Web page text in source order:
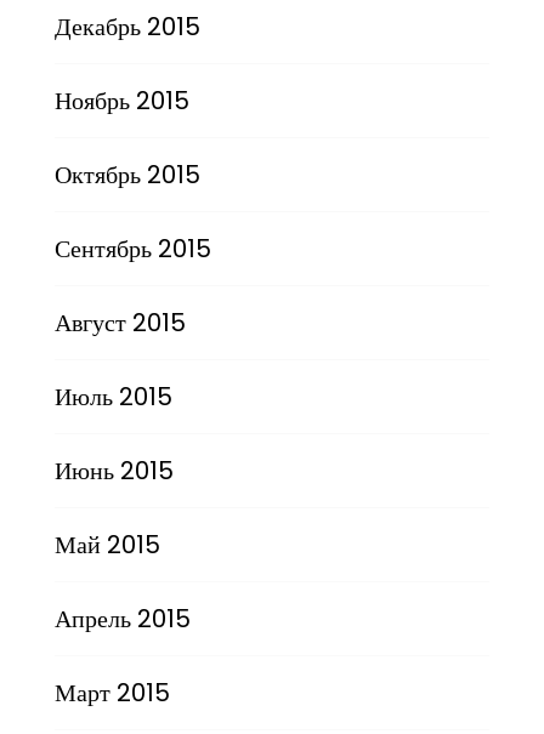
Декабрь 2015
Ноябрь 2015
Октябрь 2015
Сентябрь 2015
Август 2015
Июль 2015
Июнь 2015
Май 2015
Апрель 2015
Март 2015